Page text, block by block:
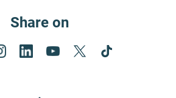
Share on